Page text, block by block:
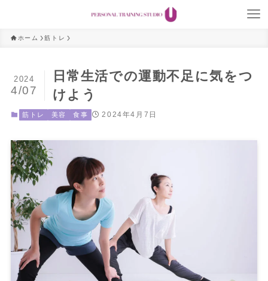
ホーム 筋トレ
日常生活での運動不足に気をつ
けよう
2024
4/07
筋トレ 美容 食事 2024年4月7日